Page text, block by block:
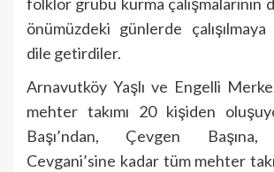
önümüzdeki günlerde çalışılmaya
dile getirdiler.
Arnavutköy Yaşlı ve Engelli
mehter takımı 20 kişiden
Başı’ndan, Çevgen Başına,
Cevgani’sine kadar tüm mehter